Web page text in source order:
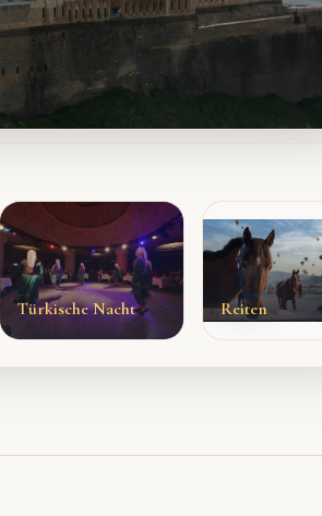
Türkische Nacht Reiten